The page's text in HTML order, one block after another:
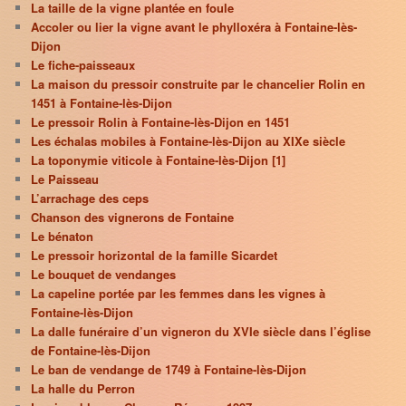
La taille de la vigne plantée en foule
Accoler ou lier la vigne avant le phylloxéra à Fontaine-lès-
Dijon
Le fiche-paisseaux
La maison du pressoir construite par le chancelier Rolin en
1451 à Fontaine-lès-Dijon
Le pressoir Rolin à Fontaine-lès-Dijon en 1451
Les échalas mobiles à Fontaine-lès-Dijon au XIXe siècle
La toponymie viticole à Fontaine-lès-Dijon [1]
Le Paisseau
L’arrachage des ceps
Chanson des vignerons de Fontaine
Le bénaton
Le pressoir horizontal de la famille Sicardet
Le bouquet de vendanges
La capeline portée par les femmes dans les vignes à
Fontaine-lès-Dijon
La dalle funéraire d’un vigneron du XVIe siècle dans l’église
de Fontaine-lès-Dijon
Le ban de vendange de 1749 à Fontaine-lès-Dijon
La halle du Perron